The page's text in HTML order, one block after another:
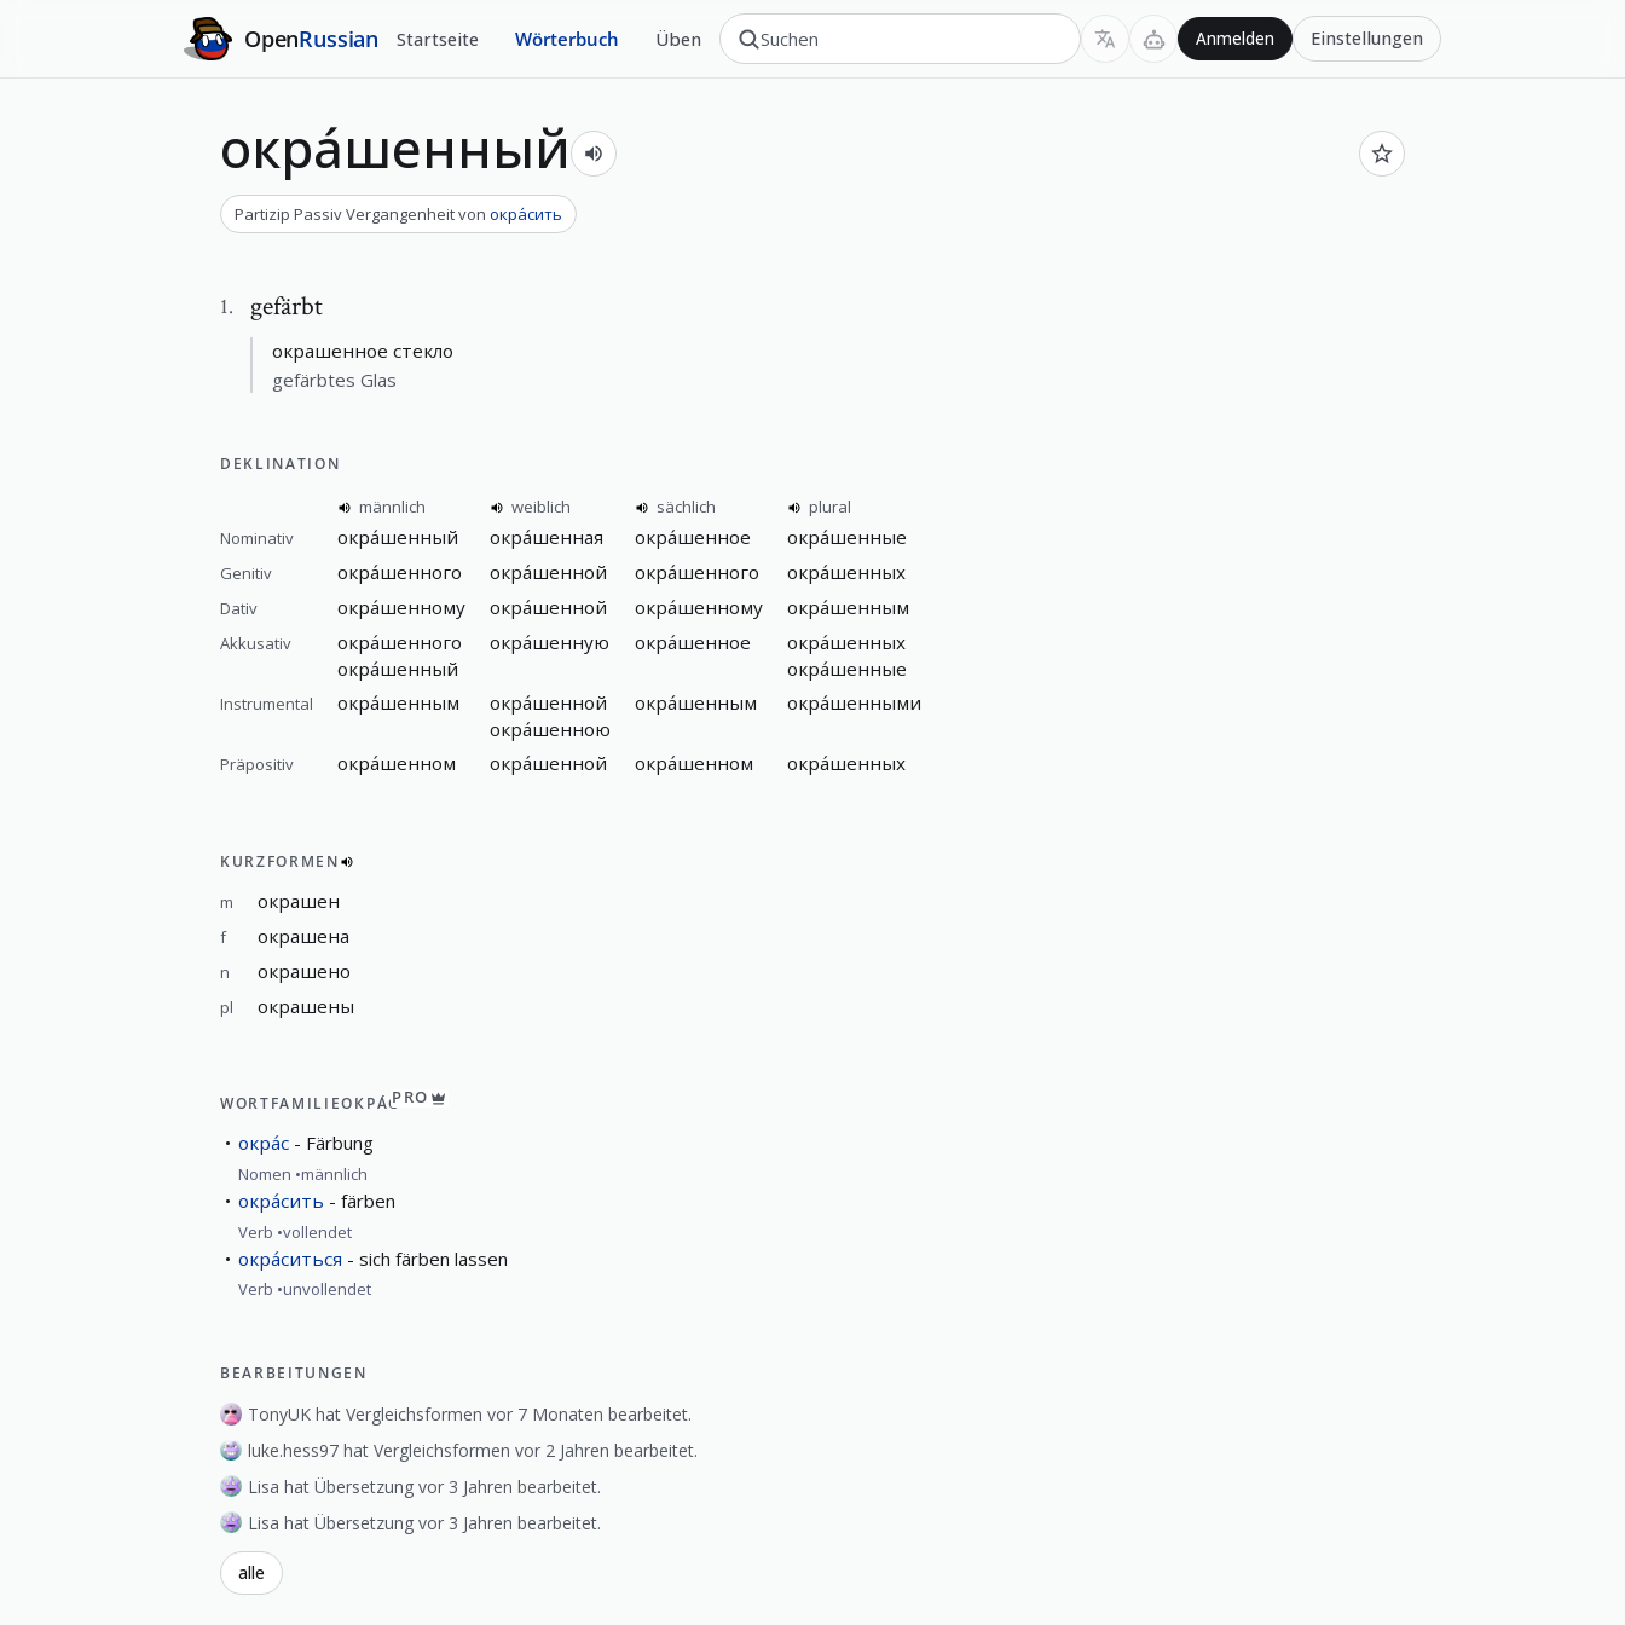
OpenRussian Startseite Wörterbuch Üben Anmelden Einstellungen
окра́шенный
Partizip Passiv Vergangenheitvon окра́сить
1. gefärbt
окрашенное стекло
gefärbtes Glas
DEKLINATION
männlich weiblich sächlich
plural
Nominativ
окра́шенный окра́шенная окра́шенное окра́шенные
Genitiv окра́шенного окра́шенной окра́шенного окра́шенных
Dativ окра́шенному окра́шенной окра́шенному окра́шенным
Akkusativ
окра́шенного
окра́шенный
окра́шенную окра́шенное
окра́шенных
окра́шенные
Instrumental окра́шенным
окра́шенной
окра́шенною
окра́шенным окра́шенными
Präpositiv окра́шенном окра́шенной окра́шенном окра́шенных
KURZFORMEN
m окрашен
f окрашена
n окрашено
pl окрашены
WORTFAMILIEОКРА́СPRO
окра́с Färbung
Nomen männlich
окра́сить färben
Verb vollendet
окра́ситься sich färben lassen
Verb unvollendet
BEARBEITUNGEN
TonyUK hat Vergleichsformen vor 7 Monaten bearbeitet.
luke.hess97 hat Vergleichsformen vor 2 Jahren bearbeitet.
Lisa hat Übersetzung vor 3 Jahren bearbeitet.
Lisa hat Übersetzung vor 3 Jahren bearbeitet.
alle